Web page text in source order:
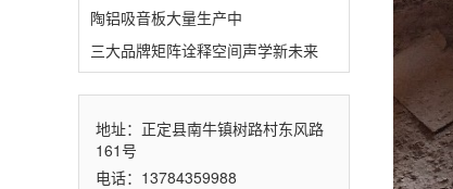
陶铝吸音板大量生产中
三大品牌矩阵诠释空间声学新未来
地址：正定县南牛镇树路村东风路
161号
电话：13784359988